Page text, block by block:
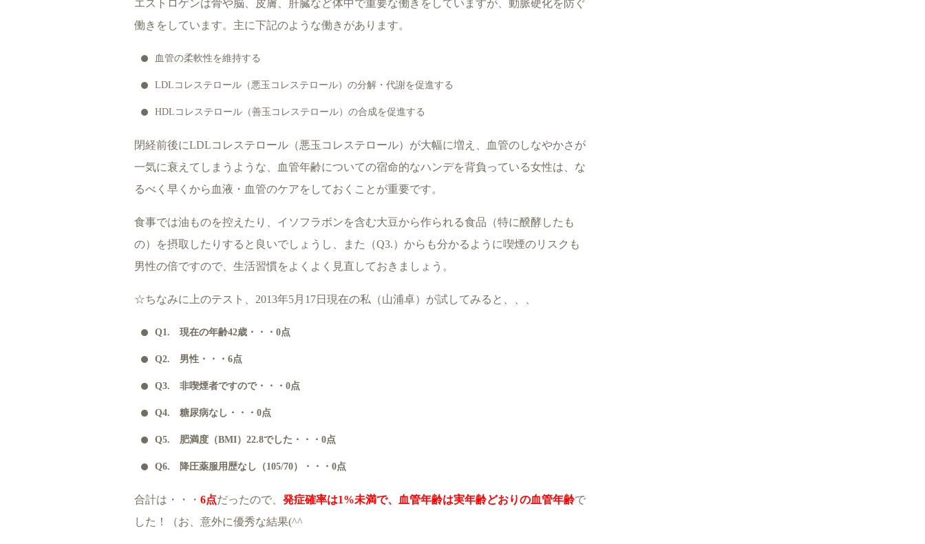
エストロゲンは骨や脳、皮膚、肝臓など体中で重要な働きをしていますが、動脈硬化を防ぐ
働きをしています。主に下記のような働きがあります。
血管の柔軟性を維持する
LDLコレステロール（悪玉コレステロール）の分解・代謝を促進する
HDLコレステロール（善玉コレステロール）の合成を促進する
閉経前後にLDLコレステロール（悪玉コレステロール）が大幅に増え、血管のしなやかさが
一気に衰えてしまうような、血管年齢についての宿命的なハンデを背負っている女性は、な
るべく早くから血液・血管のケアをしておくことが重要です。
食事では油ものを控えたり、イソフラボンを含む大豆から作られる食品（特に醗酵したも
の）を摂取したりすると良いでしょうし、また（Q3.）からも分かるように喫煙のリスクも
男性の倍ですので、生活習慣をよくよく見直しておきましょう。
☆ちなみに上のテスト、2013年5月17日現在の私（山浦卓）が試してみると、、、
Q1. 現在の年齢42歳・・・0点
Q2. 男性・・・6点
Q3. 非喫煙者ですので・・・0点
Q4. 糖尿病なし・・・0点
Q5. 肥満度（BMI）22.8でした・・・0点
Q6. 降圧薬服用歴なし（105/70）・・・0点
合計は・・・ 6点だったので、 発症確率は1%未満で、血管年齢は実年齢どおりの血管年齢で
した！（お、意外に優秀な結果(^^ゞ